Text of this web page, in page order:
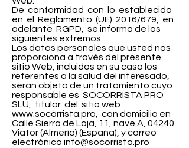
De conformidad con lo establecido
en el Reglamento (UE) 2016/679, en
adelante RGPD, se informa de los
siguientes extremos:
Los datos personales que usted nos
proporciona a través del presente
sitio Web, incluidos en su caso los
referentes a la salud del interesado,
serán objeto de un tratamiento cuyo
responsable es SOCORRISTA PRO
SLU, titular del sitio web
www.socorrista.pro , con domicilio en
Calle Sierra de Loja, 11, nave A, 04240
Viator (Almería) (España), y correo
electrónico info@socorrista.pro